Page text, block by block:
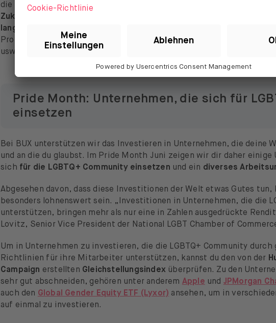
die finanzielle Gesundheit im Hier und Jetzt zu analysieren. Du musst
Zukunftspläne des Unternehmens kennen
langfristig erfolgreich
sein kann. Für Adobe heißt das: Fokus auf die
Prozesse (Erstellung von Dokumenten, Online-Unterzeichnung,
usw.) durch eine Partnerschaft mit UiPath.
Pride Month: Unternehmen, die sich für
einsetzen
Bei BUX unterstützen wir das Investieren in Unternehmen, die deine
und an die du glaubst. Im Pride Month Juni zeigen wir dir daher einige
sich für die LGBTQ+ Community einsetzen und ein diverses
Abgesehen davon, dass diese Investitionen der Welt etwas Gutes tun,
besonders lohnenswert sein. „Investitionen in Unternehmen, die die
unterstützen, bringen mehr als nur eine in Zahlen ausgedrückte
Lovitz, Senior Vice President der National LGBT Chamber of
Um in Unternehmen zu investieren, die die LGBTQ+ Community durch
Richtlinien für ihre Mitarbeiter unterstützen, kannst du den von der
Campaign erstellten Gleichstellungsindex überprüfen. Zu den
sehr gut abschneiden, gehören unter anderem Apple und JPMorgan
auch den Global Gender Equity ETF (Lyxor) ansehen, um in
auf einmal zu investieren.